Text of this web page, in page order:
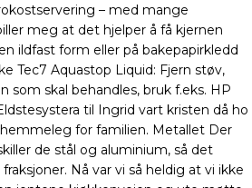
– med mange
meg at det hjelper å få kjernen
ildfast form eller på bakepapirkledd
Tec7 Aquastop Liquid: Fjern støv,
skal behandles, bruk f.eks. HP
til Ingrid vart kristen då ho
for familien. Metallet Der
de stål og aluminium, så det
Nå var vi så heldig at vi ikke